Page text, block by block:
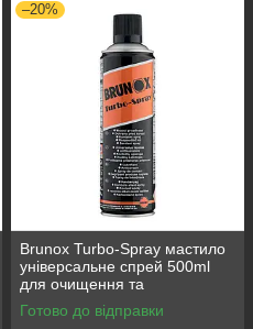
–20%
Brunox Turbo-Spray мастило
універсальне спрей 500ml
для очищення та
змащування зброї,
синтетичне, обсяг 500 мл
Готово до відправки